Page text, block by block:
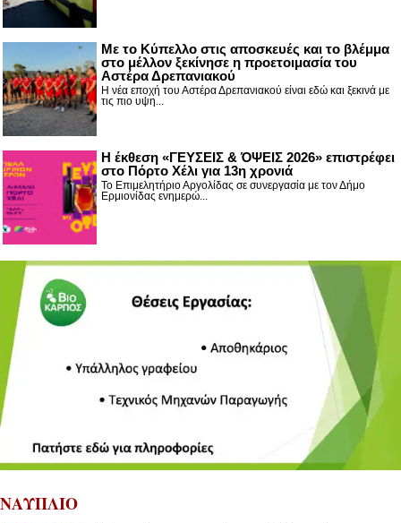
Με το Κύπελλο στις αποσκευές και το βλέμμα
στο μέλλον ξεκίνησε η προετοιμασία του
Αστέρα Δρεπανιακού
Η νέα εποχή του Αστέρα Δρεπανιακού είναι εδώ και ξεκινά με
τις πιο υψη...
Η έκθεση «ΓΕΥΣΕΙΣ & ΌΨΕΙΣ 2026» επιστρέφει
στο Πόρτο Χέλι για 13η χρονιά
Το Επιμελητήριο Αργολίδας σε συνεργασία με τον Δήμο
Ερμιονίδας ενημερώ...
ΝΑΥΠΛΙΟ